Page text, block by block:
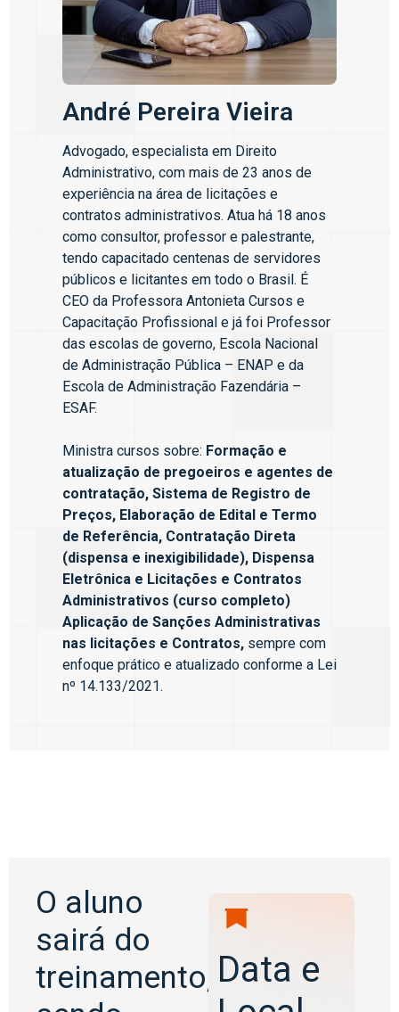
André Pereira Vieira
Advogado, especialista em Direito
Administrativo, com mais de 23 anos de
experiência na área de licitações e
contratos administrativos. Atua há 18 anos
como consultor, professor e palestrante,
tendo capacitado centenas de servidores
públicos e licitantes em todo o Brasil. É
CEO da Professora Antonieta Cursos e
Capacitação Profissional e já foi Professor
das escolas de governo, Escola Nacional
de Administração Pública – ENAP e da
Escola de Administração Fazendária –
ESAF.
Ministra cursos sobre: Formação e
atualização de pregoeiros e agentes de
contratação, Sistema de Registro de
Preços, Elaboração de Edital e Termo
de Referência, Contratação Direta
(dispensa e inexigibilidade), Dispensa
Eletrônica e Licitações e Contratos
Administrativos (curso completo)
Aplicação de Sanções Administrativas
nas licitações e Contratos, sempre com
enfoque prático e atualizado conforme a Lei
nº 14.133/2021.
O aluno
sairá do
treinamento, Data e